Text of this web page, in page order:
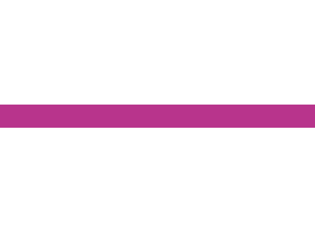
Mama.com & ja © Copyright 2022. Sva prava zadržana.